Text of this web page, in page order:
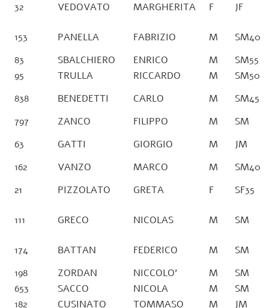
32
VEDOVATO MARGHERITA F JF
153 PANELLA FABRIZIO M
SM40
83
SBALCHIERO ENRICO M
SM55
95
TRULLA RICCARDO M
SM50
838
BENEDETTI CARLO M
SM45
797
ZANCO FILIPPO M
SM
63
GATTI GIORGIO M
JM
162
VANZO MARCO M
SM40
21
PIZZOLATO GRETA F SF35
111 GRECO NICOLAS M SM
174 BATTAN FEDERICO M
SM
198
ZORDAN NICCOLO’ M
SM
653
SACCO NICOLA M
SM
182
CUSINATO TOMMASO M JM